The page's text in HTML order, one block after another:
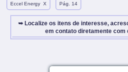
Eccel Energy X Pág. 14
➥ Localize os itens de interesse,
em contato diretamente com